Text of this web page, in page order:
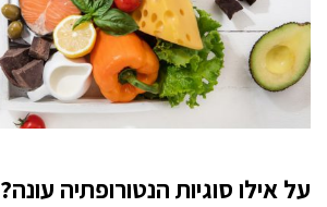
על אילו סוגיות הנטורופתיה עונה?